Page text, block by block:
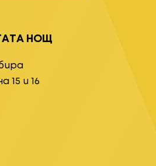
НОЩ
15 и 16